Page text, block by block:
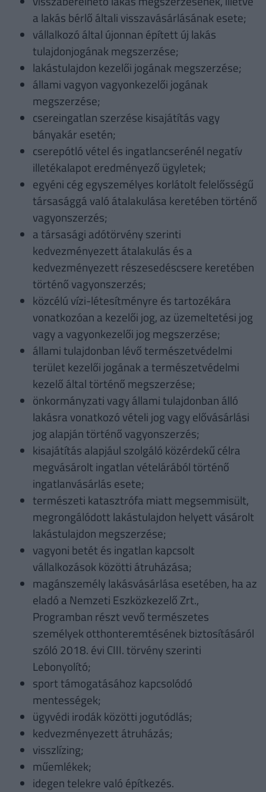
a lakás bérlő általi visszavásárlásának esete;
vállalkozó által újonnan épített új lakás
tulajdonjogának megszerzése;
lakástulajdon kezelői jogának megszerzése;
állami vagyon vagyonkezelői jogának
megszerzése;
csereingatlan szerzése kisajátítás vagy
bányakár esetén;
cserepótló vétel és ingatlancserénél negatív
illetékalapot eredményező ügyletek;
egyéni cég egyszemélyes korlátolt felelősségű
társasággá való átalakulása keretében történő
vagyonszerzés;
a társasági adótörvény szerinti
kedvezményezett átalakulás és a
kedvezményezett részesedéscsere keretében
történő vagyonszerzés;
közcélú vízi-létesítményre és tartozékára
vonatkozóan a kezelői jog, az üzemeltetési jog
vagy a vagyonkezelői jog megszerzése;
állami tulajdonban lévő természetvédelmi
terület kezelői jogának a természetvédelmi
kezelő által történő megszerzése;
önkormányzati vagy állami tulajdonban álló
lakásra vonatkozó vételi jog vagy elővásárlási
jog alapján történő vagyonszerzés;
kisajátítás alapjául szolgáló közérdekű célra
megvásárolt ingatlan vételárából történő
ingatlanvásárlás esete;
természeti katasztrófa miatt megsemmisült,
megrongálódott lakástulajdon helyett vásárolt
lakástulajdon megszerzése;
vagyoni betét és ingatlan kapcsolt
vállalkozások közötti átruházása;
magánszemély lakásvásárlása esetében, ha az
eladó a Nemzeti Eszközkezelő Zrt.,
Programban részt vevő természetes
személyek otthonteremtésének biztosításáról
szóló 2018. évi CIII. törvény szerinti
Lebonyolító;
sport támogatásához kapcsolódó
mentességek;
ügyvédi irodák közötti jogutódlás;
kedvezményezett átruházás;
visszlízing;
műemlékek;
idegen telekre való építkezés.